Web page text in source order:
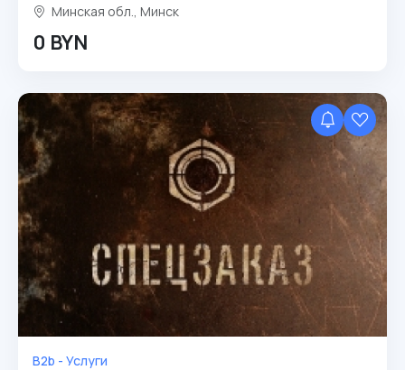
Минская обл., Минск
0 BYN
B2b - Услуги